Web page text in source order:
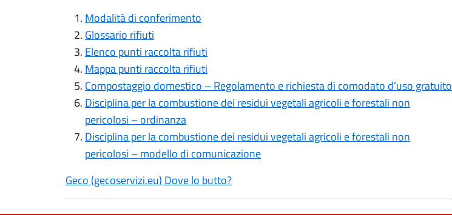
Modalità di conferimento
Glossario rifiuti
Elenco punti raccolta rifiuti
Mappa punti raccolta rifiuti
Compostaggio domestico – Regolamento e richiesta di comodato d’uso gratuito
Disciplina per la combustione dei residui vegetali agricoli e forestali non
pericolosi – ordinanza
Disciplina per la combustione dei residui vegetali agricoli e forestali non
pericolosi – modello di comunicazione
Geco (gecoservizi.eu) Dove lo butto?